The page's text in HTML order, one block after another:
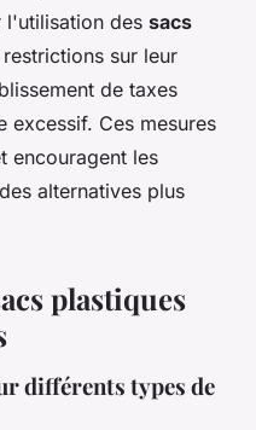
l'utilisation des sacs
sur leur
de taxes
excessif. Ces mesures
encouragent les
alternatives plus
plastiques
différents types de